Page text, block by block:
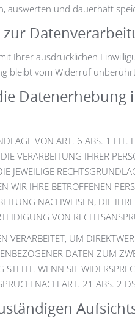
auswerten und dauerhaft
Ihrer ausdrücklichen
bleibt vom Widerruf
Datenerhebung
VON ART. 6 ABS. 1 LIT.
VERARBEITUNG IHRER
JEWEILIGE
WIR IHRE BETROFFENEN
NACHWEISEN, DIE
VON
VERARBEITET, UM
DATEN ZUM
WENN SIE
NACH ART. 21 ABS. 2